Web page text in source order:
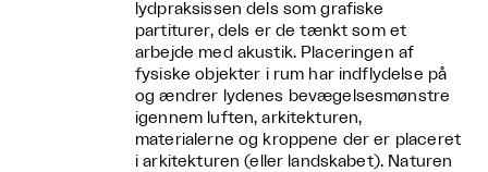
lydpraksissen dels som grafiske
partiturer, dels er de tænkt som et
arbejde med akustik. Placeringen af
fysiske objekter i rum har indflydelse på
og ændrer lydenes bevægelsesmønstre
igennem luften, arkitekturen,
materialerne og kroppene der er placeret
i arkitekturen (eller landskabet). Naturen